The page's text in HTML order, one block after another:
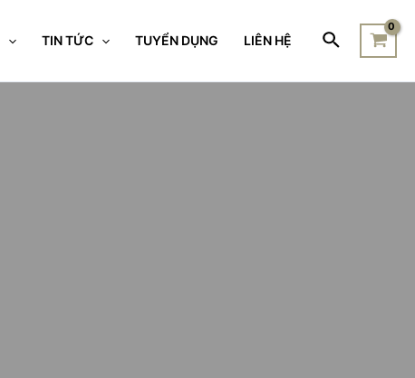
TIN TỨC TUYỂN DỤNG LIÊN HỆ